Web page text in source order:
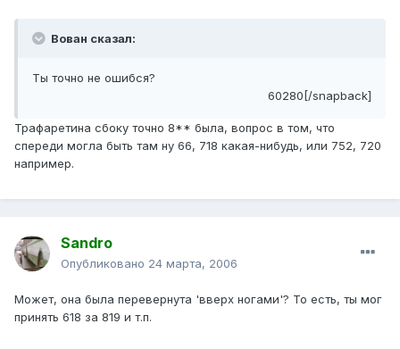
Вован сказал:
Ты точно не ошибся?
60280[/snapback]
Трафаретина сбоку точно 8** была, вопрос в том, что
спереди могла быть там ну 66, 718 какая-нибудь, или 752, 720
например.
Sandro
Опубликовано 24 марта, 2006
Может, она была перевернута 'вверх ногами'? То есть, ты мог
принять 618 за 819 и т.п.